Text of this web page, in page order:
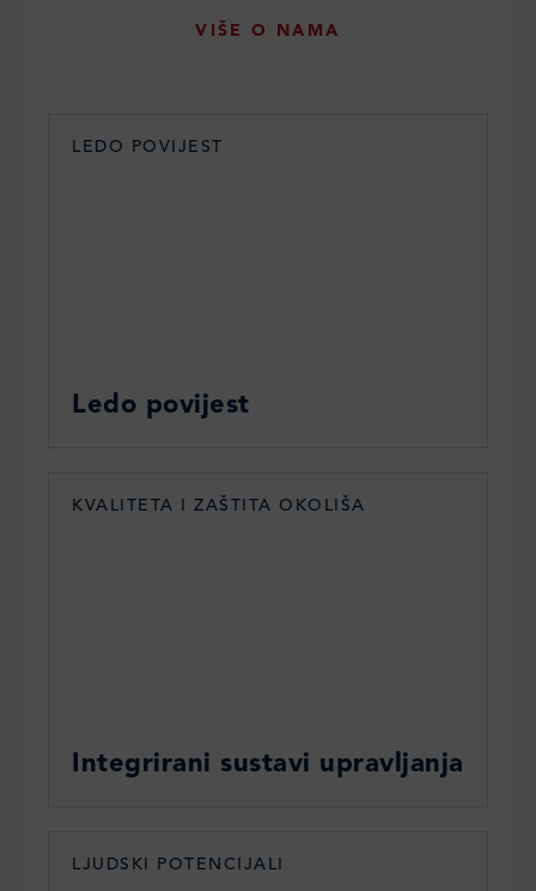
VIŠE O NAMA
LEDO POVIJEST
Ledo povijest
KVALITETA I ZAŠTITA OKOLIŠA
Integrirani sustavi upravljanja
LJUDSKI POTENCIJALI